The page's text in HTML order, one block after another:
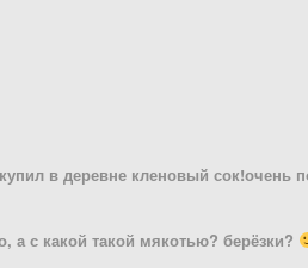
в деревне кленовый сок!очень
а с какой такой мякотью? берёзки?